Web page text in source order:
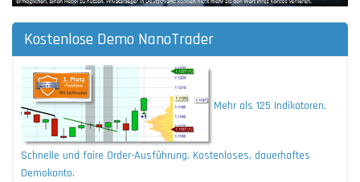
Kostenlose Demo NanoTrader
Mehr als 125 Indikatoren.
Schnelle und faire Order-Ausführung. Kostenloses, dauerhaftes
Demokonto.